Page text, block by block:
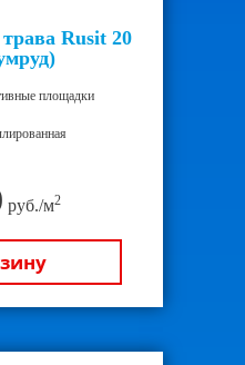
Rusit 20
площадки
руб./м2